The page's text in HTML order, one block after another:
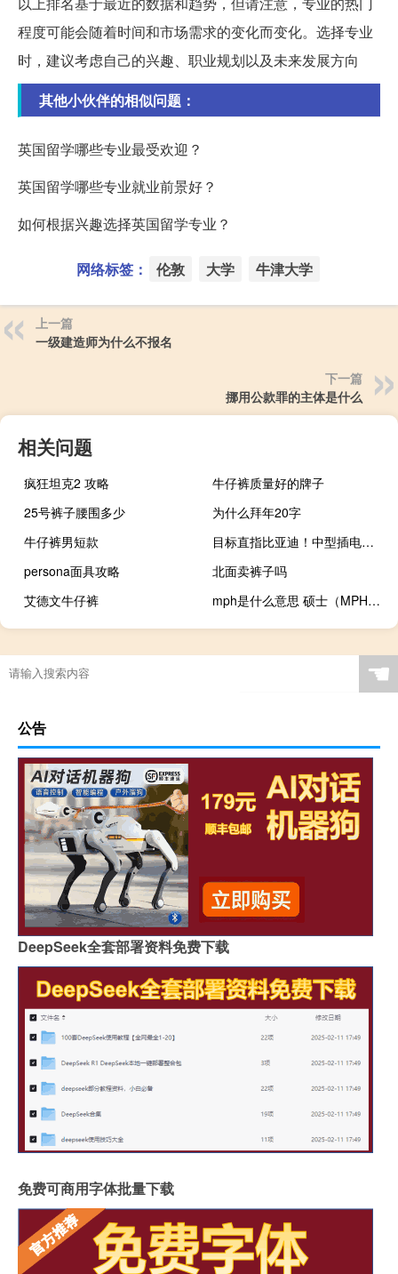
程度可能会随着时间和市场需求的变化而变化。选择专业
时，建议考虑自己的兴趣、职业规划以及未来发展方向
其他小伙伴的相似问题：
英国留学哪些专业最受欢迎？
英国留学哪些专业就业前景好？
如何根据兴趣选择英国留学专业？
网络标签： 伦敦 大学 牛津大学
上一篇
一级建造师为什么不报名
下一篇
挪用公款罪的主体是什么
相关问题
疯狂坦克2 攻略
牛仔裤质量好的牌子
25号裤子腰围多少
为什么拜年20字
牛仔裤男短款
目标直指比亚迪！中型插电混动家轿五菱星光发布：仅9.38万起
persona面具攻略
北面卖裤子吗
艾德文牛仔裤
mph是什么意思 硕士（MPH是什么意思）
☚
公告
DeepSeek全套部署资料免费下载
免费可商用字体批量下载